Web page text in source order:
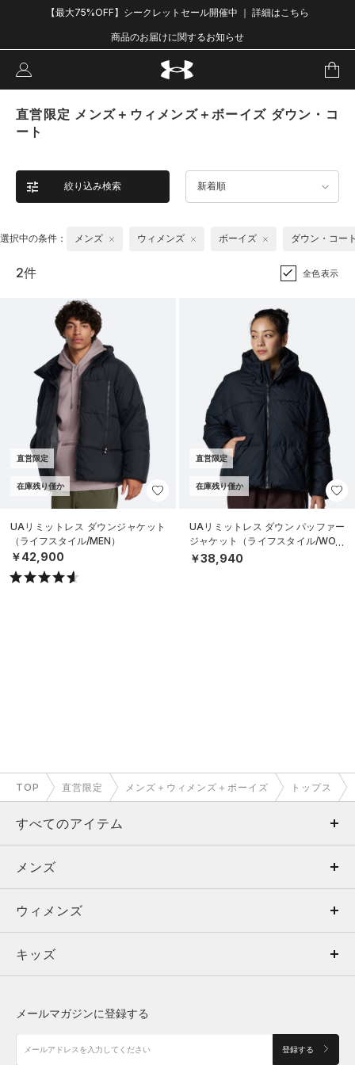
【最大75%OFF】シークレットセール開催中 ｜ 詳細はこちら
商品のお届けに関するお知らせ
直営限定 メンズ＋ウィメンズ＋ボーイズ ダウン・コ
ート
絞り込み検索 新着順
選択中の条件： メンズ ウィメンズ ボーイズ ダウン・コー
2件 全色表示
直営限定
在庫残り僅か
UAリミットレス ダウンジャケット
（ライフスタイル/MEN）
￥42,900
直営限定
在庫残り僅か
UAリミットレス ダウン パッファー
ジャケット（ライフスタイル/WOM
EN）
￥38,940
TOP 直営限定 メンズ＋ウィメンズ＋ボーイズ トップス
すべてのアイテム
メンズ
ウィメンズ
キッズ
アクセサリー
メンズ
トップス
ボトムス
アクセサリー
ウィメンズ
トップス
シューズ
キッズ
メールマガジンに登録する
登録する